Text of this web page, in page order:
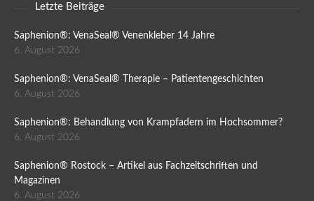
Letzte Beiträge
Saphenion®: VenaSeal® Venenkleber 14 Jahre
6. August 2026
Saphenion®: VenaSeal® Therapie – Patientengeschichten
6. August 2026
Saphenion®: Behandlung von Krampfadern im Hochsommer?
6. August 2026
Saphenion® Rostock – Artikel aus Fachzeitschriften und
Magazinen
6. August 2026